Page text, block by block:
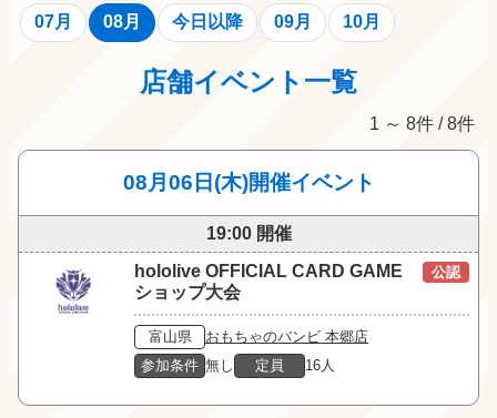
07月 08月 今日以降 09月 10月
店舗イベント一覧
1 ～ 8件 / 8件
08月06日(木)開催イベント
19:00 開催
hololive OFFICIAL CARD GAME
ショップ大会
公認
富山県
おもちゃのバンビ 本郷店
参加条件 無し 定員 16人